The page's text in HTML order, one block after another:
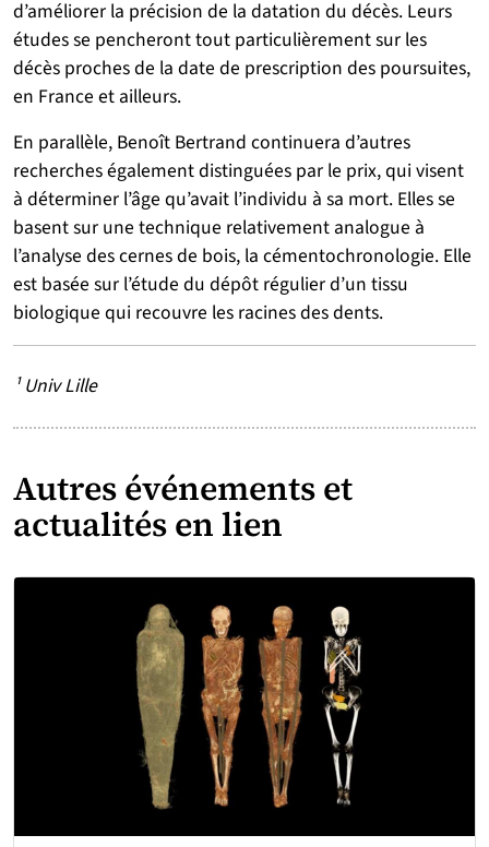
d’améliorer la précision de la datation du décès. Leurs
études se pencheront tout particulièrement sur les
décès proches de la date de prescription des poursuites,
en France et ailleurs.
En parallèle, Benoît Bertrand continuera d’autres
recherches également distinguées par le prix, qui visent
à déterminer l’âge qu’avait l’individu à sa mort. Elles se
basent sur une technique relativement analogue à
l’analyse des cernes de bois, la cémentochronologie. Elle
est basée sur l’étude du dépôt régulier d’un tissu
biologique qui recouvre les racines des dents.
¹ Univ Lille
Autres événements et
actualités en lien